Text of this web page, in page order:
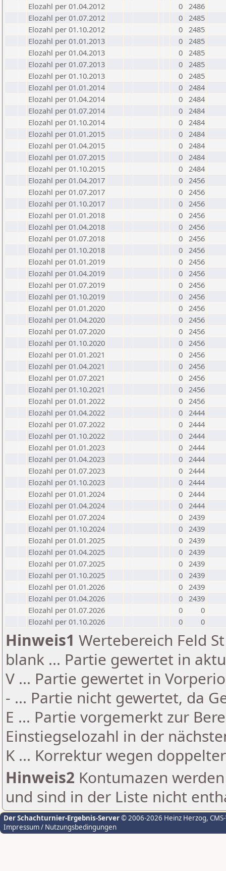
Elozahl per 01.04.2012
0 2486
Elozahl per 01.07.2012
0 2485
Elozahl per 01.10.2012
0 2485
Elozahl per 01.01.2013
0 2485
Elozahl per 01.04.2013
0 2485
Elozahl per 01.07.2013
0 2485
Elozahl per 01.10.2013
0 2485
Elozahl per 01.01.2014
0 2484
Elozahl per 01.04.2014
0 2484
Elozahl per 01.07.2014
0 2484
Elozahl per 01.10.2014
0 2484
Elozahl per 01.01.2015
0 2484
Elozahl per 01.04.2015
0 2484
Elozahl per 01.07.2015
0 2484
Elozahl per 01.10.2015
0 2484
Elozahl per 01.04.2017
0 2456
Elozahl per 01.07.2017
0 2456
Elozahl per 01.10.2017
0 2456
Elozahl per 01.01.2018
0 2456
Elozahl per 01.04.2018
0 2456
Elozahl per 01.07.2018
0 2456
Elozahl per 01.10.2018
0 2456
Elozahl per 01.01.2019
0 2456
Elozahl per 01.04.2019
0 2456
Elozahl per 01.07.2019
0 2456
Elozahl per 01.10.2019
0 2456
Elozahl per 01.01.2020
0 2456
Elozahl per 01.04.2020
0 2456
Elozahl per 01.07.2020
0 2456
Elozahl per 01.10.2020
0 2456
Elozahl per 01.01.2021
0 2456
Elozahl per 01.04.2021
0 2456
Elozahl per 01.07.2021
0 2456
Elozahl per 01.10.2021
0 2456
Elozahl per 01.01.2022
0 2456
Elozahl per 01.04.2022
0 2444
Elozahl per 01.07.2022
0 2444
Elozahl per 01.10.2022
0 2444
Elozahl per 01.01.2023
0 2444
Elozahl per 01.04.2023
0 2444
Elozahl per 01.07.2023
0 2444
Elozahl per 01.10.2023
0 2444
Elozahl per 01.01.2024
0 2444
Elozahl per 01.04.2024
0 2444
Elozahl per 01.07.2024
0 2439
Elozahl per 01.10.2024
0 2439
Elozahl per 01.01.2025
0 2439
Elozahl per 01.04.2025
0 2439
Elozahl per 01.07.2025
0 2439
Elozahl per 01.10.2025
0 2439
Elozahl per 01.01.2026
0 2439
Elozahl per 01.04.2026
0 2439
Elozahl per 01.07.2026
0
0
Elozahl per 01.10.2026
0 0
Hinweis1 Wertebereich Feld
blank ... Partie gewertet in
V ... Partie gewertet in
- ... Partie nicht gewertet, da
E ... Partie vorgemerkt zur
Einstiegselozahl in der
K ... Korrektur wegen
Hinweis2 Kontumazen
und sind in der Liste nicht
Der Schachturnier-Ergebnis-Server© 2006-2026 Heinz Herzog,
Impressum / Nutzungsbedingungen